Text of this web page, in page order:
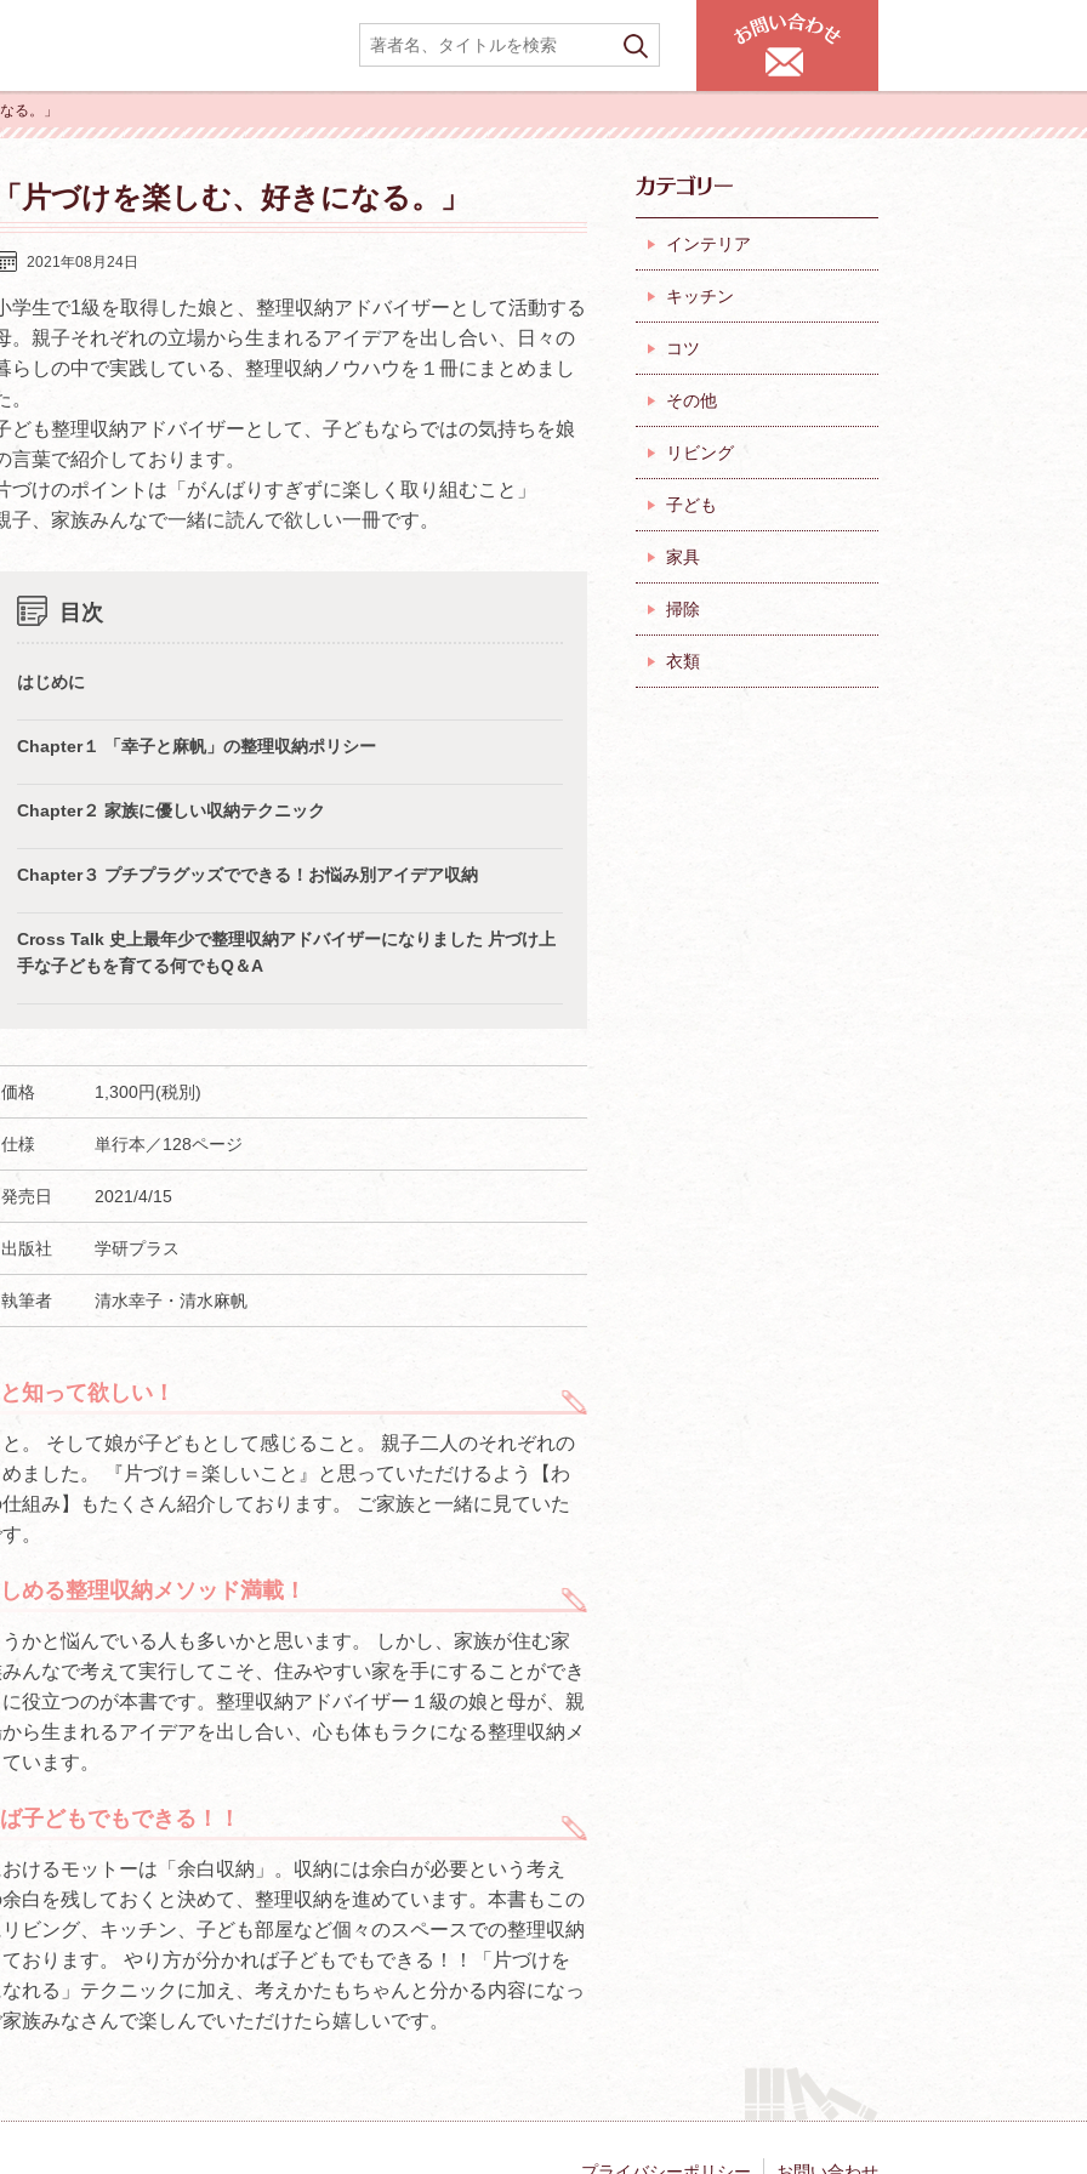
る。」
片づけを楽しむ、好きになる。」
2021年08月24日
学生で1級を取得した娘と、整理収納アドバイザーとして活動する
。親子それぞれの立場から生まれるアイデアを出し合い、日々の
らしの中で実践している、整理収納ノウハウを１冊にまとめまし
。
ども整理収納アドバイザーとして、子どもならではの気持ちを娘
言葉で紹介しております。
づけのポイントは「がんばりすぎずに楽しく取り組むこと」
子、家族みんなで一緒に読んで欲しい一冊です。
目次
はじめに
Chapter１ 「幸子と麻帆」の整理収納ポリシー
Chapter２ 家族に優しい収納テクニック
Chapter３ プチプラグッズでできる！お悩み別アイデア収納
Cross Talk 史上最年少で整理収納アドバイザーになりました 片づけ上
手な子どもを育てる何でもQ＆A
価格 1,300円(税別)
仕様 単行本／128ページ
発売日 2021/4/15
出版社 学研プラス
執筆者 清水幸子・清水麻帆
知って欲しい！
。 そして娘が子どもとして感じること。 親子二人のそれぞれの
ました。 『片づけ＝楽しいこと』と思っていただけるよう【わ
組み】もたくさん紹介しております。 ご家族と一緒に見ていた
。
める整理収納メソッド満載！
かと悩んでいる人も多いかと思います。 しかし、家族が住む家
んなで考えて実行してこそ、住みやすい家を手にすることができ
役立つのが本書です。整理収納アドバイザー１級の娘と母が、親
ら生まれるアイデアを出し合い、心も体もラクになる整理収納メ
います。
子どもでもできる！！
けるモットーは「余白収納」。収納には余白が必要という考え
白を残しておくと決めて、整理収納を進めています。本書もこの
ビング、キッチン、子ども部屋など個々のスペースでの整理収納
おります。 やり方が分かれば子どもでもできる！！「片づけを
れる」テクニックに加え、考えかたもちゃんと分かる内容になっ
族みなさんで楽しんでいただけたら嬉しいです。
インテリア
キッチン
コツ
その他
リビング
子ども
家具
掃除
衣類